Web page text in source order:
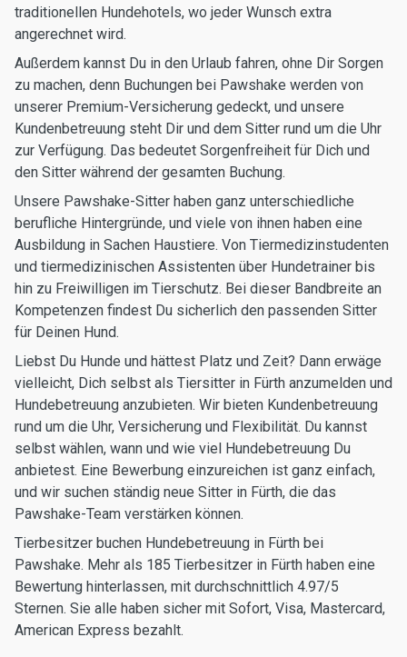
traditionellen Hundehotels, wo jeder Wunsch extra
angerechnet wird.
Außerdem kannst Du in den Urlaub fahren, ohne Dir Sorgen
zu machen, denn Buchungen bei Pawshake werden von
unserer Premium-Versicherung gedeckt, und unsere
Kundenbetreuung steht Dir und dem Sitter rund um die Uhr
zur Verfügung. Das bedeutet Sorgenfreiheit für Dich und
den Sitter während der gesamten Buchung.
Unsere Pawshake-Sitter haben ganz unterschiedliche
berufliche Hintergründe, und viele von ihnen haben eine
Ausbildung in Sachen Haustiere. Von Tiermedizinstudenten
und tiermedizinischen Assistenten über Hundetrainer bis
hin zu Freiwilligen im Tierschutz. Bei dieser Bandbreite an
Kompetenzen findest Du sicherlich den passenden Sitter
für Deinen Hund.
Liebst Du Hunde und hättest Platz und Zeit? Dann erwäge
vielleicht, Dich selbst als Tiersitter in Fürth anzumelden und
Hundebetreuung anzubieten. Wir bieten Kundenbetreuung
rund um die Uhr, Versicherung und Flexibilität. Du kannst
selbst wählen, wann und wie viel Hundebetreuung Du
anbietest. Eine Bewerbung einzureichen ist ganz einfach,
und wir suchen ständig neue Sitter in Fürth, die das
Pawshake-Team verstärken können.
Tierbesitzer buchen Hundebetreuung in Fürth bei
Pawshake. Mehr als 185 Tierbesitzer in Fürth haben eine
Bewertung hinterlassen, mit durchschnittlich 4.97/5
Sternen. Sie alle haben sicher mit Sofort, Visa, Mastercard,
American Express bezahlt.